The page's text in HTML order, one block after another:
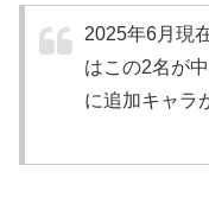
2025年6月現
はこの2名が
に追加キャラ